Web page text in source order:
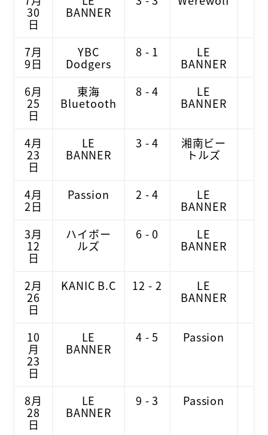
30
日
BANNER
7月
9日
YBC
Dodgers
8 - 1 LE
BANNER
6月
25
日
東海
Bluetooth
8 - 4 LE
BANNER
4月
23
日
LE
BANNER
3 - 4 湘南ビー
トルズ
4月
2日
Passion 2 - 4 LE
BANNER
3月
12
日
ハイボー
ルズ
6 - 0 LE
BANNER
2月
26
日
KANIC B.C 12 - 2 LE
BANNER
10
月
23
日
LE
BANNER
4 - 5 Passion
8月
28
日
LE
BANNER
9 - 3 Passion